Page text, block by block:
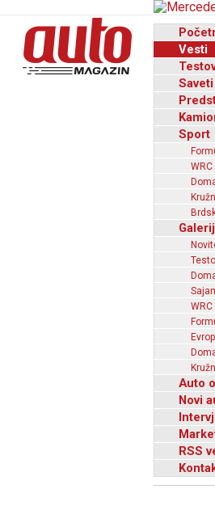
Vesti
Saveti
Sport
WRC
WRC
Auto
Novi
RSS